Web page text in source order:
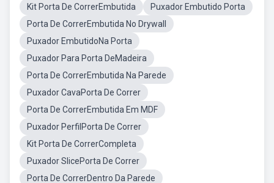
Kit Porta De CorrerEmbutida
Puxador Embutido Porta
Porta De CorrerEmbutida No Drywall
Puxador EmbutidoNa Porta
Puxador Para Porta DeMadeira
Porta De CorrerEmbutida Na Parede
Puxador CavaPorta De Correr
Porta De CorrerEmbutida Em MDF
Puxador PerfilPorta De Correr
Kit Porta De CorrerCompleta
Puxador SlicePorta De Correr
Porta De CorrerDentro Da Parede